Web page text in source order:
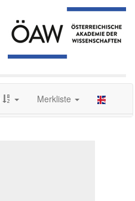
Merkliste